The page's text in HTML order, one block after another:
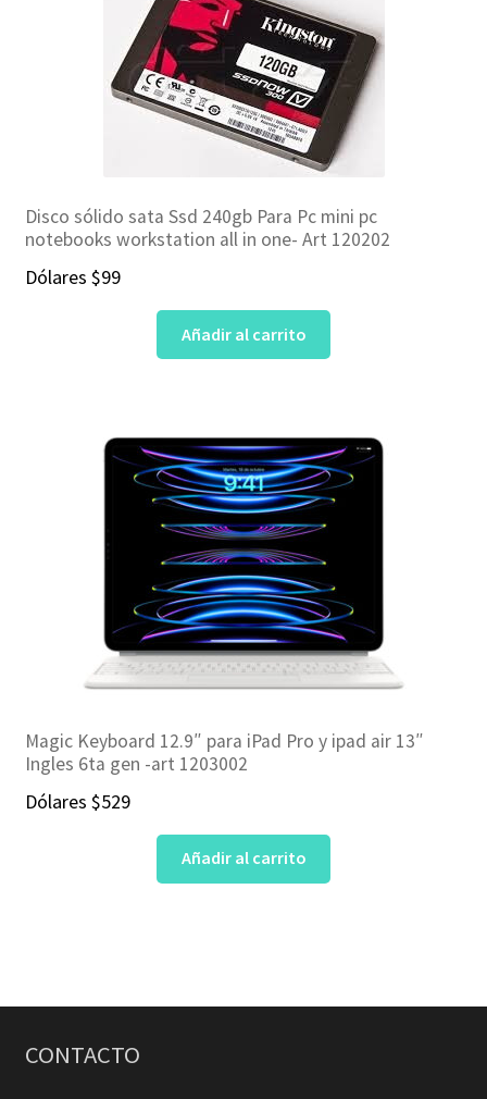
Disco sólido sata Ssd 240gb Para Pc mini pc
notebooks workstation all in one- Art 120202
Dólares $99
Añadir al carrito
Magic Keyboard 12.9″ para iPad Pro y ipad air 13″
Ingles 6ta gen -art 1203002
Dólares $529
Añadir al carrito
CONTACTO